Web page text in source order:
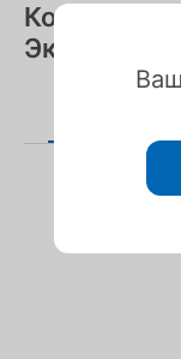
Контакты
Эксперт в